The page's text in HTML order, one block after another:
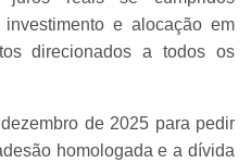
e alocação em
direcionados a todos os
de 2025 para pedir
homologada e a dívida